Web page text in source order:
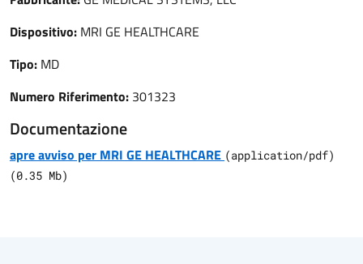
Dispositivo: MRI GE HEALTHCARE
Tipo: MD
Numero Riferimento: 301323
Documentazione
apre avviso per MRI GE HEALTHCARE (application/pdf)
(0.35 Mb)